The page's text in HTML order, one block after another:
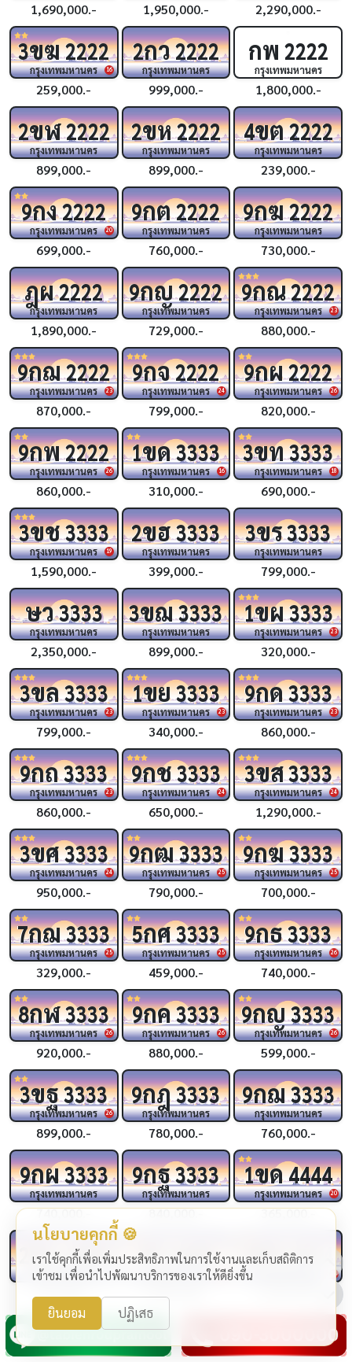
1,690,000.- 1,950,000.- 2,290,000.-
16
3ขฆ2222
กรุงเทพมหานคร
259,000.-
2กว2222
กรุงเทพมหานคร
999,000.-
กพ 2222
กรุงเทพมหานคร
1,800,000.-
2ขฬ2222
กรุงเทพมหานคร
899,000.-
2ขห2222
กรุงเทพมหานคร
899,000.-
4ขต2222
กรุงเทพมหานคร
239,000.-
20
9กง2222
กรุงเทพมหานคร
699,000.-
9กต2222
กรุงเทพมหานคร
760,000.-
9กฆ2222
กรุงเทพมหานคร
730,000.-
ฎผ2222
กรุงเทพมหานคร
1,890,000.-
9กญ2222
กรุงเทพมหานคร
729,000.-
23
9กณ2222
กรุงเทพมหานคร
880,000.-
23
9กฌ2222
กรุงเทพมหานคร
870,000.-
24
9กจ2222
กรุงเทพมหานคร
799,000.-
26
9กผ2222
กรุงเทพมหานคร
820,000.-
26
9กพ2222
กรุงเทพมหานคร
860,000.-
16
1ขด3333
กรุงเทพมหานคร
310,000.-
18
3ขท3333
กรุงเทพมหานคร
690,000.-
19
3ขช3333
กรุงเทพมหานคร
1,590,000.-
2ขฮ3333
กรุงเทพมหานคร
399,000.-
3ขร3333
กรุงเทพมหานคร
799,000.-
ษว3333
กรุงเทพมหานคร
2,350,000.-
3ขฌ3333
กรุงเทพมหานคร
899,000.-
23
1ขผ3333
กรุงเทพมหานคร
320,000.-
23
3ขล3333
กรุงเทพมหานคร
799,000.-
23
1ขย3333
กรุงเทพมหานคร
340,000.-
23
9กด3333
กรุงเทพมหานคร
860,000.-
23
9กถ3333
กรุงเทพมหานคร
860,000.-
24
9กช3333
กรุงเทพมหานคร
650,000.-
24
3ขส3333
กรุงเทพมหานคร
1,290,000.-
24
3ขศ3333
กรุงเทพมหานคร
950,000.-
25
9กฒ3333
กรุงเทพมหานคร
790,000.-
25
9กฆ3333
กรุงเทพมหานคร
700,000.-
25
7กฌ3333
กรุงเทพมหานคร
329,000.-
25
5กศ3333
กรุงเทพมหานคร
459,000.-
26
9กธ3333
กรุงเทพมหานคร
740,000.-
26
8กฬ3333
กรุงเทพมหานคร
920,000.-
26
9กค3333
กรุงเทพมหานคร
880,000.-
26
9กญ3333
กรุงเทพมหานคร
599,000.-
26
3ขฐ3333
กรุงเทพมหานคร
899,000.-
9กฎ3333
กรุงเทพมหานคร
780,000.-
9กฌ3333
กรุงเทพมหานคร
760,000.-
9กผ3333
กรุงเทพมหานคร
740,000.-
9กฐ3333
กรุงเทพมหานคร
840,000.-
20
1ขด4444
กรุงเทพมหานคร
365,000.-
ขบ4444
กรุงเทพมหานคร
319,000.-
24
ชจ4444
กรุงเทพมหานคร
1,990,000.-
24
4ขช4444
24
4 กฆ4444
กรุงเทพมหานคร 25
3กฉ
กรุงเทพมหานคร กรุงเทพมหานคร
นโยบายคุกกี้ 🍪
เราใช้คุกกี้เพื่อเพิ่มประสิทธิภาพในการใช้งานและเก็บสถิติการ
เข้าชม เพื่อนำไปพัฒนาบริการของเราให้ดียิ่งขึ้น
ยินยอม ปฏิเสธ